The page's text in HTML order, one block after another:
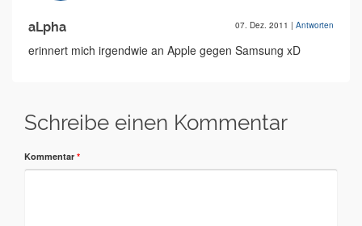
aLpha 07. Dez. 2011 | Antworten
erinnert mich irgendwie an Apple gegen Samsung xD
Schreibe einen Kommentar
Kommentar *